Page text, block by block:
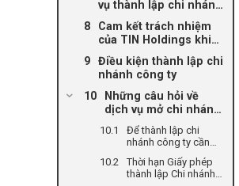
vụ thành lập chi nhánh
tại TIN Holdings
Cam kết trách nhiệm
của TIN Holdings khi
cung cấp dịch vụ
thành lập chi nhánh
Điều kiện thành lập chi
nhánh công ty
Những câu hỏi về
dịch vụ mở chi nhánh
công ty thường gặp
Để thành lập chi
nhánh công ty cần
gì?
Thời hạn Giấy phép
thành lập Chi nhánh